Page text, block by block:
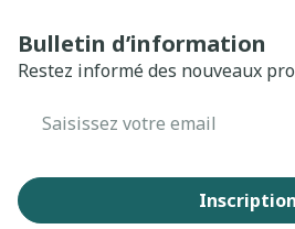
Bulletin d’information
Restez informé des nouveaux
Inscription